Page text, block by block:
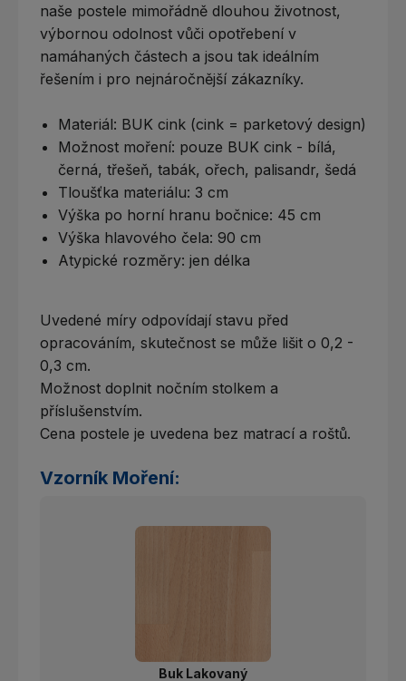
naše postele mimořádně dlouhou životnost,
výbornou odolnost vůči opotřebení v
namáhaných částech a jsou tak ideálním
řešením i pro nejnáročnější zákazníky.
Materiál: BUK cink (cink = parketový design)
Možnost moření: pouze BUK cink - bílá,
černá, třešeň, tabák, ořech, palisandr, šedá
Tloušťka materiálu: 3 cm
Výška po horní hranu bočnice: 45 cm
Výška hlavového čela: 90 cm
Atypické rozměry: jen délka
Uvedené míry odpovídají stavu před
opracováním, skutečnost se může lišit o 0,2 -
0,3 cm.
Možnost doplnit nočním stolkem a
příslušenstvím.
Cena postele je uvedena bez matrací a roštů.
Vzorník Moření:
Buk Lakovaný